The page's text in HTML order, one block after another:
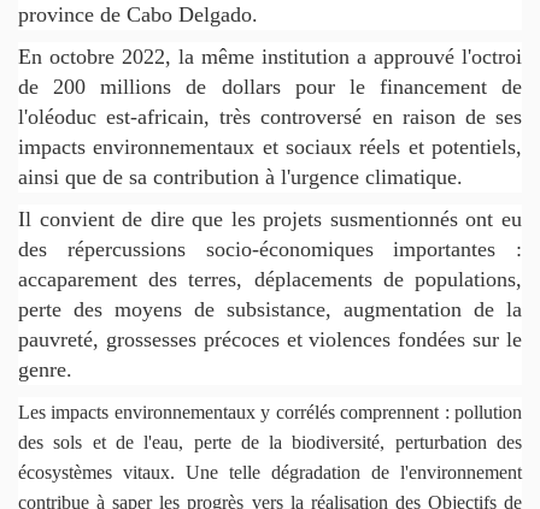
province de Cabo Delgado.
En octobre 2022, la même institution a approuvé l'octroi
de 200 millions de dollars pour le financement de
l'oléoduc est-africain, très controversé en raison de ses
impacts environnementaux et sociaux réels et potentiels,
ainsi que de sa contribution à l'urgence climatique.
Il convient de dire que les projets susmentionnés ont eu
des répercussions socio-économiques importantes :
accaparement des terres, déplacements de populations,
perte des moyens de subsistance, augmentation de la
pauvreté, grossesses précoces et violences fondées sur le
genre.
Les impacts environnementaux y corrélés comprennent : pollution
des sols et de l'eau, perte de la biodiversité, perturbation des
écosystèmes vitaux. Une telle dégradation de l'environnement
contribue à saper les progrès vers la réalisation des Objectifs de